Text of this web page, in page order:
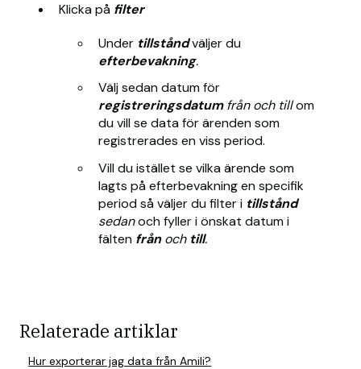
Klicka på filter
Under tillståndväljer du
efterbevakning.
Välj sedan datum för
registreringsdatum från och tillom
du vill se data för ärenden som
registrerades en viss period.
Vill du istället se vilka ärende som
lagts på efterbevakning en specifik
period så väljer du filter i tillstånd
sedanoch fyller i önskat datum i
fälten frånoch till.
Relaterade artiklar
Hur exporterar jag data från Amili?